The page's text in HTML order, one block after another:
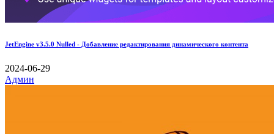
JetEngine v3.5.0 Nulled - Добавление редактирования динамического контента
2024-06-29
Админ